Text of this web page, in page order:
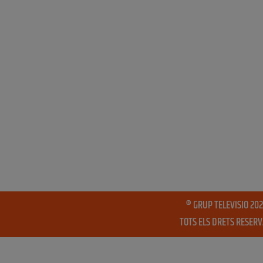
® GRUP TELEVISIO
TOTS ELS DRETS